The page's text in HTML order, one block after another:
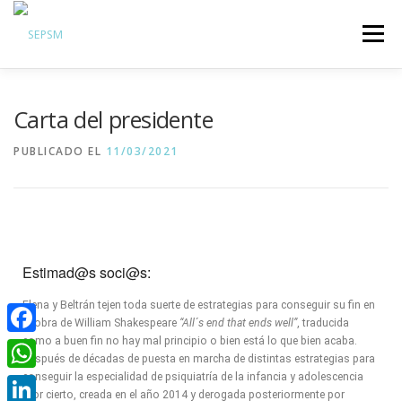
Menú
Sobre la SEPSM
Psiquiatras y residentes
Inicio sesión
Carta del presidente
PUBLICADO EL 11/03/2021
Estimad@s soci@s:
Elena y Beltrán tejen toda suerte de estrategias para conseguir su fin en
la obra de William Shakespeare “All´s end that ends well”, traducida
como a buen fin no hay mal principio o bien está lo que bien acaba.
Después de décadas de puesta en marcha de distintas estrategias para
conseguir la especialidad de psiquiatría de la infancia y adolescencia
(por cierto, creada en el año 2014 y derogada posteriormente por
Facebook
WhatsApp